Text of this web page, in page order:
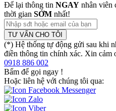
Để lại thông tin NGAY nhân viên
thời gian SỚM nhất!
TƯ VẤN CHO TÔI
(*) Hệ thống tự động gửi sau khi
điền thông tin chính xác. Xin cảm
0918 886 002
Bấm để gọi ngay !
Hoặc liên hệ với chúng tôi qua: